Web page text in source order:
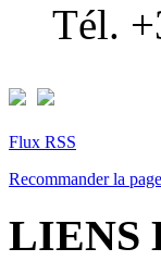
Tél.
Flux RSS
Recommander la page
LIENS